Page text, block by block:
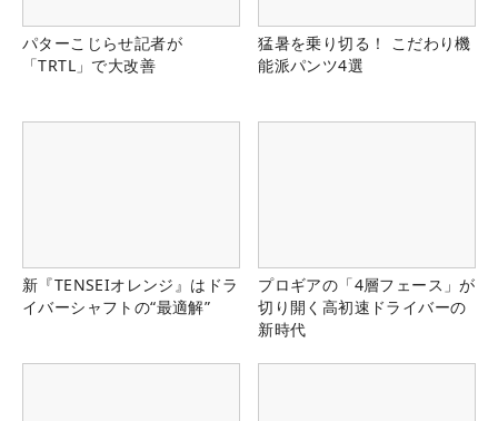
パターこじらせ記者が
「TRTL」で大改善
猛暑を乗り切る！ こだわり機
能派パンツ4選
新『TENSEIオレンジ』はドラ
イバーシャフトの“最適解”
プロギアの「4層フェース」が
切り開く高初速ドライバーの
新時代